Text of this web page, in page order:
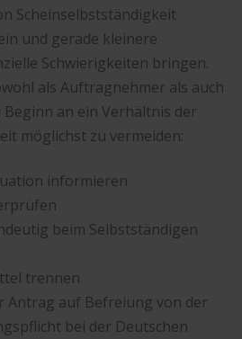
Scheinselbstständigkeit
und gerade kleinere
Schwierigkeiten bringen.
als Auftragnehmer als auch
an ein Verhältnis der
möglichst zu vermeiden:
informieren
beim Selbstständigen
trennen
Antrag auf Befreiung von der
bei der Deutschen